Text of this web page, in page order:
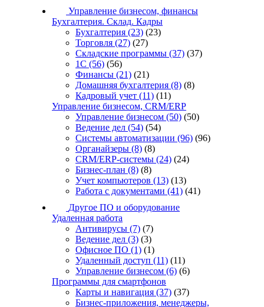
Управление бизнесом, финансы
Бухгалтерия. Склад. Кадры
Бухгалтерия (23) (23)
Торговля (27) (27)
Складские программы (37) (37)
1С (56) (56)
Финансы (21) (21)
Домашняя бухгалтерия (8) (8)
Кадровый учет (11) (11)
Управление бизнесом, CRM/ERP
Управление бизнесом (50) (50)
Ведение дел (54) (54)
Системы автоматизации (96) (96)
Органайзеры (8) (8)
CRM/ERP-системы (24) (24)
Бизнес-план (8) (8)
Учет компьютеров (13) (13)
Работа с документами (41) (41)
Другое ПО и оборудование
Удаленная работа
Антивирусы (7) (7)
Ведение дел (3) (3)
Офисное ПО (1) (1)
Удаленный доступ (11) (11)
Управление бизнесом (6) (6)
Программы для смартфонов
Карты и навигация (37) (37)
Бизнес-приложения, менеджеры,